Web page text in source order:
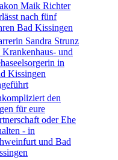
Maik Richter
nach fünf
Bad Kissingen
Sandra Strunz
Krankenhaus- und
in
Kissingen
den
für eure
oder Ehe
- in
und Bad